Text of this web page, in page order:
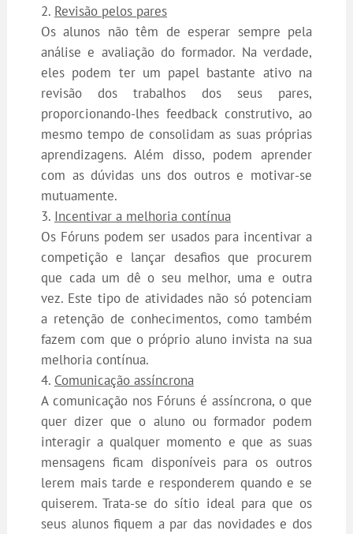
Revisão pelos pares
Os alunos não têm de esperar sempre pela
análise e avaliação do formador. Na verdade,
eles podem ter um papel bastante ativo na
revisão dos trabalhos dos seus pares,
proporcionando-lhes feedback construtivo, ao
mesmo tempo de consolidam as suas próprias
aprendizagens. Além disso, podem aprender
com as dúvidas uns dos outros e motivar-se
mutuamente.
Incentivar a melhoria contínua
Os Fóruns podem ser usados para incentivar a
competição e lançar desafios que procurem
que cada um dê o seu melhor, uma e outra
vez. Este tipo de atividades não só potenciam
a retenção de conhecimentos, como também
fazem com que o próprio aluno invista na sua
melhoria contínua.
Comunicação assíncrona
A comunicação nos Fóruns é assíncrona, o que
quer dizer que o aluno ou formador podem
interagir a qualquer momento e que as suas
mensagens ficam disponíveis para os outros
lerem mais tarde e responderem quando e se
quiserem. Trata-se do sítio ideal para que os
seus alunos fiquem a par das novidades e dos